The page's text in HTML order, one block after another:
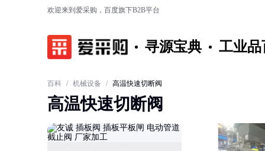
欢迎来到爱采购，百度旗下B2B平台
寻源宝典 工业品
百科 / 机械设备 / 高温快速切断阀
高温快速切断阀